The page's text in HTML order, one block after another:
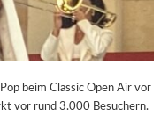
beim Classic Open Air vor
vor rund 3.000 Besuchern.